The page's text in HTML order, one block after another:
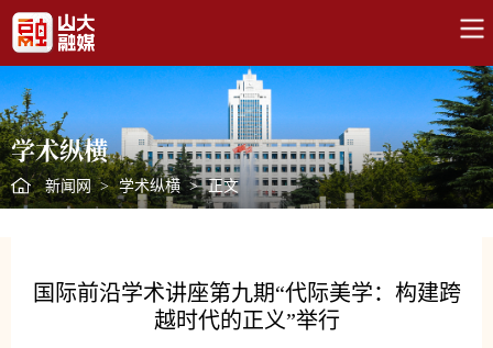
学术纵横
新闻网 > 学术纵横 > 正文
国际前沿学术讲座第九期“代际美学：构建跨
越时代的正义”举行